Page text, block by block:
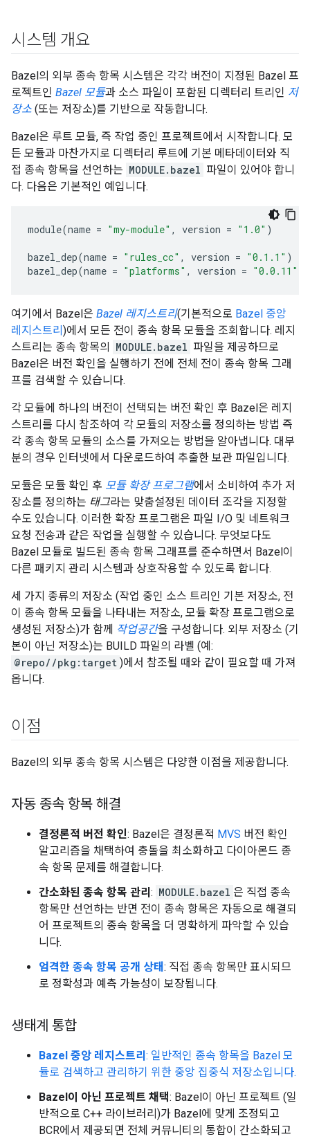
시스템 개요
Bazel의 외부 종속 항목 시스템은 각각 버전이 지정된 Bazel 프
로젝트인 Bazel 모듈과 소스 파일이 포함된 디렉터리 트리인 저
장소 (또는 저장소)를 기반으로 작동합니다.
Bazel은 루트 모듈, 즉 작업 중인 프로젝트에서 시작합니다. 모
든 모듈과 마찬가지로 디렉터리 루트에 기본 메타데이터와 직
접 종속 항목을 선언하는 MODULE.bazel 파일이 있어야 합니
다. 다음은 기본적인 예입니다.
module(name = "my-module" , version = "1.0" )
bazel_dep(name = "rules_cc" , version = "0.1.1" )
bazel_dep(name = "platforms" , version = "0.0.11"
여기에서 Bazel은 Bazel 레지스트리(기본적으로 Bazel 중앙
레지스트리 )에서 모든 전이 종속 항목 모듈을 조회합니다. 레지
스트리는 종속 항목의
MODULE.bazel 파일을 제공하므로
Bazel은 버전 확인을 실행하기 전에 전체 전이 종속 항목 그래
프를 검색할 수 있습니다.
각 모듈에 하나의 버전이 선택되는 버전 확인 후 Bazel은 레지
스트리를 다시 참조하여 각 모듈의 저장소를 정의하는 방법 즉
각 종속 항목 모듈의 소스를 가져오는 방법을 알아냅니다. 대부
분의 경우 인터넷에서 다운로드하여 추출한 보관 파일입니다.
모듈은 모듈 확인 후 모듈 확장 프로그램에서 소비하여 추가 저
장소를 정의하는 태그라는 맞춤설정된 데이터 조각을 지정할
수도 있습니다. 이러한 확장 프로그램은 파일 I/O 및 네트워크
요청 전송과 같은 작업을 실행할 수 있습니다. 무엇보다도
Bazel 모듈로 빌드된 종속 항목 그래프를 준수하면서 Bazel이
다른 패키지 관리 시스템과 상호작용할 수 있도록 합니다.
세 가지 종류의 저장소 (작업 중인 소스 트리인 기본 저장소, 전
이 종속 항목 모듈을 나타내는 저장소, 모듈 확장 프로그램으로
생성된 저장소)가 함께 작업공간을 구성합니다. 외부 저장소 (기
본이 아닌 저장소)는 BUILD 파일의 라벨 (예:
@repo//pkg:target )에서 참조될 때와 같이 필요할 때 가져
옵니다.
이점
Bazel의 외부 종속 항목 시스템은 다양한 이점을 제공합니다.
자동 종속 항목 해결
결정론적 버전 확인: Bazel은 결정론적 MVS 버전 확인
알고리즘을 채택하여 충돌을 최소화하고 다이아몬드 종
속 항목 문제를 해결합니다.
간소화된 종속 항목 관리 : MODULE.bazel 은 직접 종속
항목만 선언하는 반면 전이 종속 항목은 자동으로 해결되
어 프로젝트의 종속 항목을 더 명확하게 파악할 수 있습
니다.
엄격한 종속 항목 공개 상태 : 직접 종속 항목만 표시되므
로 정확성과 예측 가능성이 보장됩니다.
생태계 통합
Bazel 중앙 레지스트리 : 일반적인 종속 항목을 Bazel 모
듈로 검색하고 관리하기 위한 중앙 집중식 저장소입니다.
Bazel이 아닌 프로젝트 채택: Bazel이 아닌 프로젝트 (일
반적으로 C++ 라이브러리)가 Bazel에 맞게 조정되고
BCR에서 제공되면 전체 커뮤니티의 통합이 간소화되고